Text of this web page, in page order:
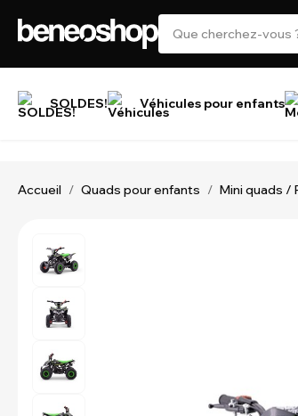
SOLDES! Véhicules pour enfants
Accueil / Quads pour enfants / Mini quads /